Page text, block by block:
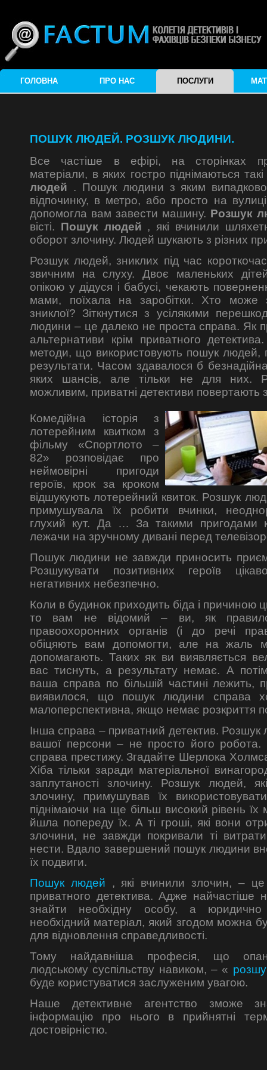
ГОЛОВНА ПРО НАС ПОСЛУГИ
ПОШУК ЛЮДЕЙ. РОЗШУК ЛЮДИНИ.
Все частіше в ефірі, на сторінках
матеріали, в яких гостро піднімаються
людей . Пошук людини з яким
відпочинку, в метро, або просто на
допомогла вам завести машину. Розшук
вісті. Пошук людей , які вчинили
оборот злочину. Людей шукають з різних
Розшук людей, зниклих під час
звичним на слуху. Двоє маленьких
опікою у дідуся і бабусі, чекають
мами, поїхала на заробітки. Хто може
зниклої? Зіткнутися з усілякими
людини – це далеко не проста справа. Як
альтернативи крім приватного
методи, що використовують пошук людей,
результати. Часом здавалося б
яких шансів, але тільки не для них.
можливим, приватні детективи повертають
Комедійна історія з
лотерейним квитком з
фільму «Спортлото –
82» розповідає про
неймовірні пригоди
героїв, крок за кроком
відшукують лотерейний квиток. Розшук
примушувала їх робити вчинки,
глухий кут. Да … За такими пригодами
лежачи на зручному дивані перед
Пошук людини не завжди приносить
Розшукувати позитивних героїв
негативних небезпечно.
Коли в будинок приходить біда і причиною
то вам не відомий – ви, як
правоохоронних органів (і до речі
обіцяють вам допомогти, але на жаль
допомагають. Таких як ви виявляється
вас тиснуть, а результату немає. А
ваша справа по більшій частині лежить,
виявилося, що пошук людини справа
малоперспективна, якщо немає розкриття
Інша справа – приватний детектив.
вашої персони – не просто його
справа престижу. Згадайте Шерлока
Хіба тільки заради матеріальної
заплутаності злочину. Розшук людей,
злочину, примушував їх
піднімаючи на ще більш високий рівень їх
йшла попереду їх. А ті гроші, які вони
злочини, не завжди покривали ті
нести. Вдало завершений пошук людини
їх подвиги.
Пошук людей , які вчинили злочин, –
приватного детектива. Адже найчастіше
знайти необхідну особу, а юридично
необхідний матеріал, який згодом можна
для відновлення справедливості.
Тому найдавніша професія, що
людському суспільству навиком, – «
буде користуватися заслуженим увагою.
Наше детективне агентство зможе
інформацію про нього в прийнятні
достовірністю.